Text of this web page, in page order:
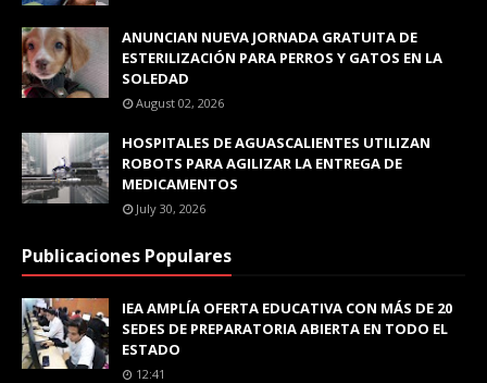
ANUNCIAN NUEVA JORNADA GRATUITA DE
ESTERILIZACIÓN PARA PERROS Y GATOS EN LA
SOLEDAD
August 02, 2026
HOSPITALES DE AGUASCALIENTES UTILIZAN
ROBOTS PARA AGILIZAR LA ENTREGA DE
MEDICAMENTOS
July 30, 2026
Publicaciones Populares
IEA AMPLÍA OFERTA EDUCATIVA CON MÁS DE 20
SEDES DE PREPARATORIA ABIERTA EN TODO EL
ESTADO
12:41